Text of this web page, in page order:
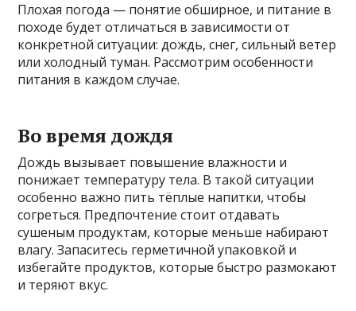
Плохая погода — понятие обширное, и питание в
походе будет отличаться в зависимости от
конкретной ситуации: дождь, снег, сильный ветер
или холодный туман. Рассмотрим особенности
питания в каждом случае.
Во время дождя
Дождь вызывает повышение влажности и
понижает температуру тела. В такой ситуации
особенно важно пить тёплые напитки, чтобы
согреться. Предпочтение стоит отдавать
сушеным продуктам, которые меньше набирают
влагу. Запаситесь герметичной упаковкой и
избегайте продуктов, которые быстро размокают
и теряют вкус.